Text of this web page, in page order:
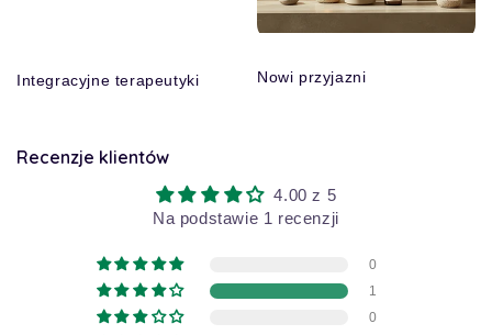
Integracyjne terapeutyki Nowi przyjazni
Recenzje klientów
4.00 z 5
Na podstawie 1 recenzji
0
1
0